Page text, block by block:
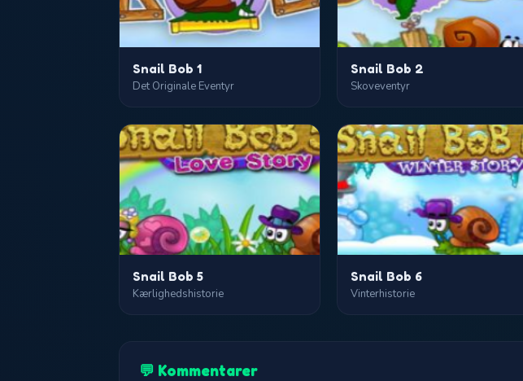
Snail Bob 1
Det Originale Eventyr
Snail Bob 2
Skoveventyr
Snail Bob 5
Kærlighedshistorie
Snail Bob 6
Vinterhistorie
💬 Kommentarer